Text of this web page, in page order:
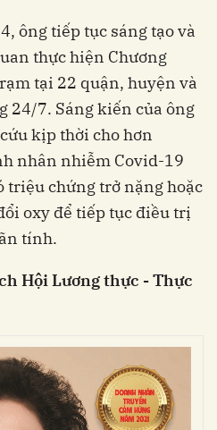
ông tiếp tục sáng tạo và
thực hiện Chương
tại 22 quận, huyện và
24/7. Sáng kiến của ông
kịp thời cho hơn
nhân nhiễm Covid-19
triệu chứng trở nặng hoặc
oxy để tiếp tục điều trị
tính.
Hội Lương thực - Thực